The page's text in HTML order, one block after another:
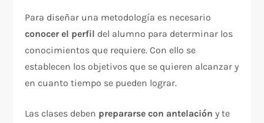
Para diseñar una metodología es necesario
conocer el perfil del alumno para determinar los
conocimientos que requiere. Con ello se
establecen los objetivos que se quieren alcanzar y
en cuanto tiempo se pueden lograr.
Las clases deben prepararse con antelación y te